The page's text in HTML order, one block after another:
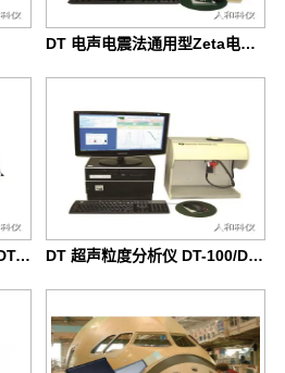
DT 电声电震法通用型Zeta电位分析仪 DT-330
DT 电声法Zeta电位分析仪 DT-300/DT-310 DT 超声粒度分析仪 DT-100/DT-110